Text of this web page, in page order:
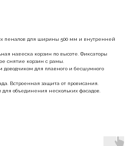
пеналов для ширины 500 мм и внутренней
навеска корзин по высоте. Фиксаторы
снятие корзин с рамы.
для плавного и бесшумного
Встроенная защита от провисания.
объединения нескольких фасадов.